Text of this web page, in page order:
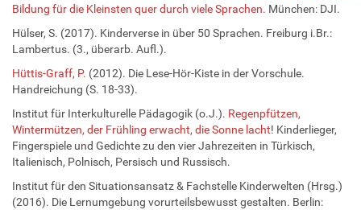
Bildung für die Kleinsten quer durch viele Sprachen. München: DJI.
Hülser, S. (2017). Kinderverse in über 50 Sprachen. Freiburg i.Br.:
Lambertus. (3., überarb. Aufl.).
Hüttis-Graff, P. (2012). Die Lese-Hör-Kiste in der Vorschule.
Handreichung (S. 18-33).
Institut für Interkulturelle Pädagogik (o.J.). Regenpfützen,
Wintermützen, der Frühling erwacht, die Sonne lacht! Kinderlieger,
Fingerspiele und Gedichte zu den vier Jahrezeiten in Türkisch,
Italienisch, Polnisch, Persisch und Russisch.
Institut für den Situationsansatz & Fachstelle Kinderwelten (Hrsg.)
(2016). Die Lernumgebung vorurteilsbewusst gestalten. Berlin: